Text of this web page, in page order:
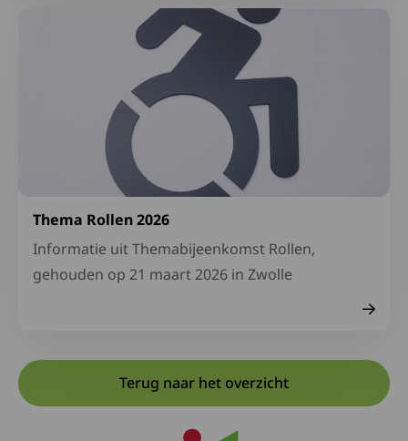
Thema Rollen 2026
Informatie uit Themabijeenkomst Rollen,
gehouden op 21 maart 2026 in Zwolle
Lees meer over Thema Rollen 2026
Terug naar het overzicht